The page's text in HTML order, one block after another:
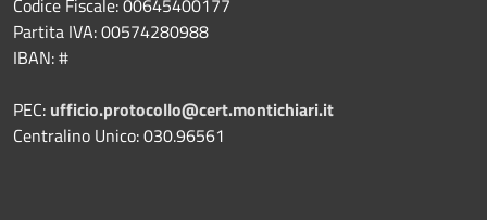
Codice Fiscale: 00645400177
Partita IVA: 00574280988
IBAN: #
PEC: ufficio.protocollo@cert.montichiari.it
Centralino Unico: 030.96561